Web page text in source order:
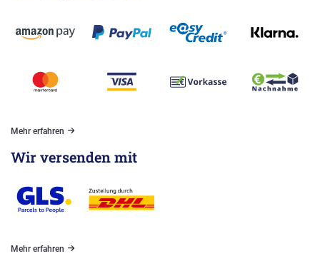
Mehr erfahren
Wir versenden mit
Mehr erfahren